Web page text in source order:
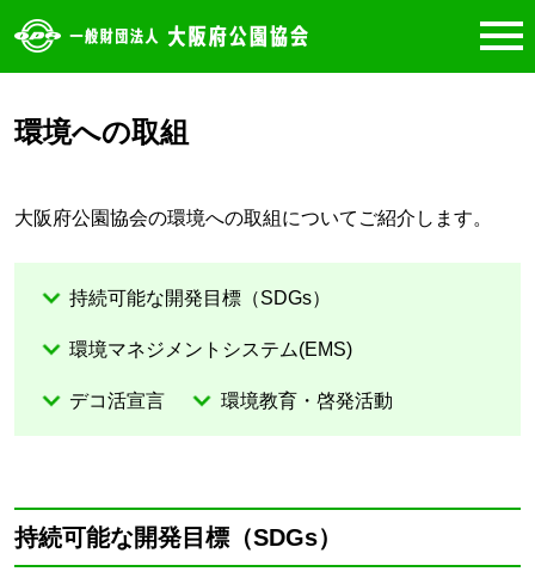
環境への取組
大阪府公園協会の環境への取組についてご紹介します。
持続可能な開発目標（SDGs）
環境マネジメントシステム(EMS)
デコ活宣言 環境教育・啓発活動
持続可能な開発目標（SDGs）